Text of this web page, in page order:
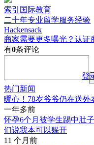
索引国际教育
二十年专业留学服务经验
Hackensack
商家需要更多曝光？认证
有0条评论
登
热门新闻
暖心！78岁爷爷仍在送外
一年多前
怀孕6个月被学生踢中肚
们说我本可以躲开
11 个月前